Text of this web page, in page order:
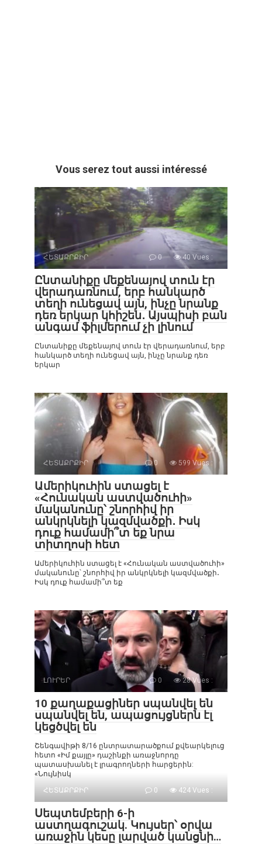
Vous serez tout aussi intéressé
ՀԵՏԱՔՐՔԻՐ 0 40 Vues :
Ընտանիքը մեքենայով տուն էր
վերադառնում, երբ հանկարծ
տեղի ունեցավ այն, ինչը նրանք
դեռ երկար կհիշեն․ Այսպիսի բան
անգամ ֆիլմերում չի լինում
Ընտանիքը մեքենայով տուն էր վերադառնում, երբ
հանկարծ տեղի ունեցավ այն, ինչը նրանք դեռ
երկար
ՀԵՏԱՔՐՔԻՐ 0 599 Vues :
Ամերիկուհին ստացել է
«Հունական աստվածուհի»
մականունը՝ շնորհիվ իր
անկրկնելի կազմվածքի․ Իսկ
դուք համամի՞տ եք նրա
տիտղոսի հետ
Ամերիկուհին ստացել է «Հունական աստվածուհի»
մականունը՝ շնորհիվ իր անկրկնելի կազմվածքի․
Իսկ դուք համամի՞տ եք
ԼՈՒՐԵՐ 0 28 Vues :
10 քաղաքացիներ սպանվել են
սպանվել են, ապացույցներն էլ
կեցծվել են
Շենգավիթի 8/16 ընտրատարածքում քվեարկելուց
հետո «Իմ քայլը» դաշինքի առաջնորդը
պատասխանել է լրագրողների հարցերին:
«Նույնիսկ
ՀԵՏԱՔՐՔԻՐ
0 424 Vues :
Սեպտեմբերի 6-ի
աստղագուշակ. Կույսեր՝ օրվա
առաջին կեսը լարված կանցնի…